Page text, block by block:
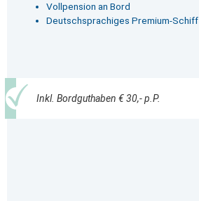
Vollpension an Bord
Deutschsprachiges Premium-Schiff
Inkl. Bordguthaben € 30,- p.P.